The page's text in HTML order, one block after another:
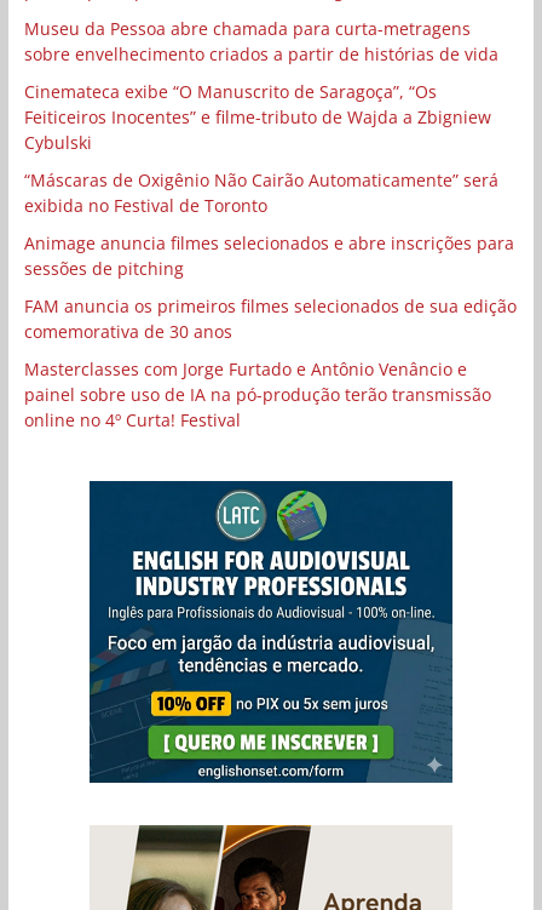
Museu da Pessoa abre chamada para curta-metragens
sobre envelhecimento criados a partir de histórias de vida
Cinemateca exibe “O Manuscrito de Saragoça”, “Os
Feiticeiros Inocentes” e filme-tributo de Wajda a Zbigniew
Cybulski
“Máscaras de Oxigênio Não Cairão Automaticamente” será
exibida no Festival de Toronto
Animage anuncia filmes selecionados e abre inscrições para
sessões de pitching
FAM anuncia os primeiros filmes selecionados de sua edição
comemorativa de 30 anos
Masterclasses com Jorge Furtado e Antônio Venâncio e
painel sobre uso de IA na pó-produção terão transmissão
online no 4º Curta! Festival